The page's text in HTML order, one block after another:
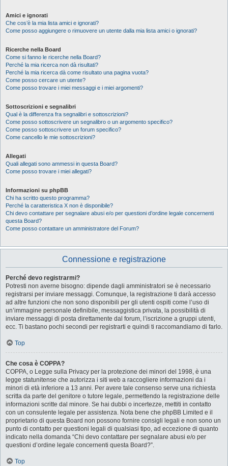
Amici e ignorati
Che cos’è la mia lista amici e ignorati?
Come posso aggiungere o rimuovere un utente dalla mia lista amici o ignorati?
Ricerche nella Board
Come si fanno le ricerche nella Board?
Perché la mia ricerca non dà risultati?
Perché la mia ricerca dà come risultato una pagina vuota?
Come posso cercare un utente?
Come posso trovare i miei messaggi e i miei argomenti?
Sottoscrizioni e segnalibri
Qual è la differenza fra segnalibri e sottoscrizioni?
Come posso sottoscrivere un segnalibro o un argomento specifico?
Come posso sottoscrivere un forum specifico?
Come cancello le mie sottoscrizioni?
Allegati
Quali allegati sono ammessi in questa Board?
Come posso trovare i miei allegati?
Informazioni su phpBB
Chi ha scritto questo programma?
Perché la caratteristica X non è disponibile?
Chi devo contattare per segnalare abusi e/o per questioni d’ordine legale concernenti
questa Board?
Come posso contattare un amministratore del Forum?
Connessione e registrazione
Perché devo registrarmi?
Potresti non averne bisogno: dipende dagli amministratori se è necessario
registrarsi per inviare messaggi. Comunque, la registrazione ti darà accesso
ad altre funzioni che non sono disponibili per gli utenti ospiti come l’uso di
un’immagine personale definibile, messaggistica privata, la possibilità di
inviare messaggi di posta direttamente dal forum, l’iscrizione a gruppi utenti,
ecc. Ti bastano pochi secondi per registrarti e quindi ti raccomandiamo di farlo.
Top
Che cosa è COPPA?
COPPA, o Legge sulla Privacy per la protezione dei minori del 1998, è una
legge statunitense che autorizza i siti web a raccogliere informazioni da i
minori di età inferiore a 13 anni. Per avere tale consenso serve una richiesta
scritta da parte del genitore o tutore legale, permettendo la registrazione delle
informazioni scritte dal minore. Se hai dubbi o incertezze, mettiti in contatto
con un consulente legale per assistenza. Nota bene che phpBB Limited e il
proprietario di questa Board non possono fornire consigli legali e non sono un
punto di contatto per questioni legali di qualsiasi tipo, ad eccezione di quanto
indicato nella domanda “Chi devo contattare per segnalare abusi e/o per
questioni d’ordine legale concernenti questa Board?”.
Top